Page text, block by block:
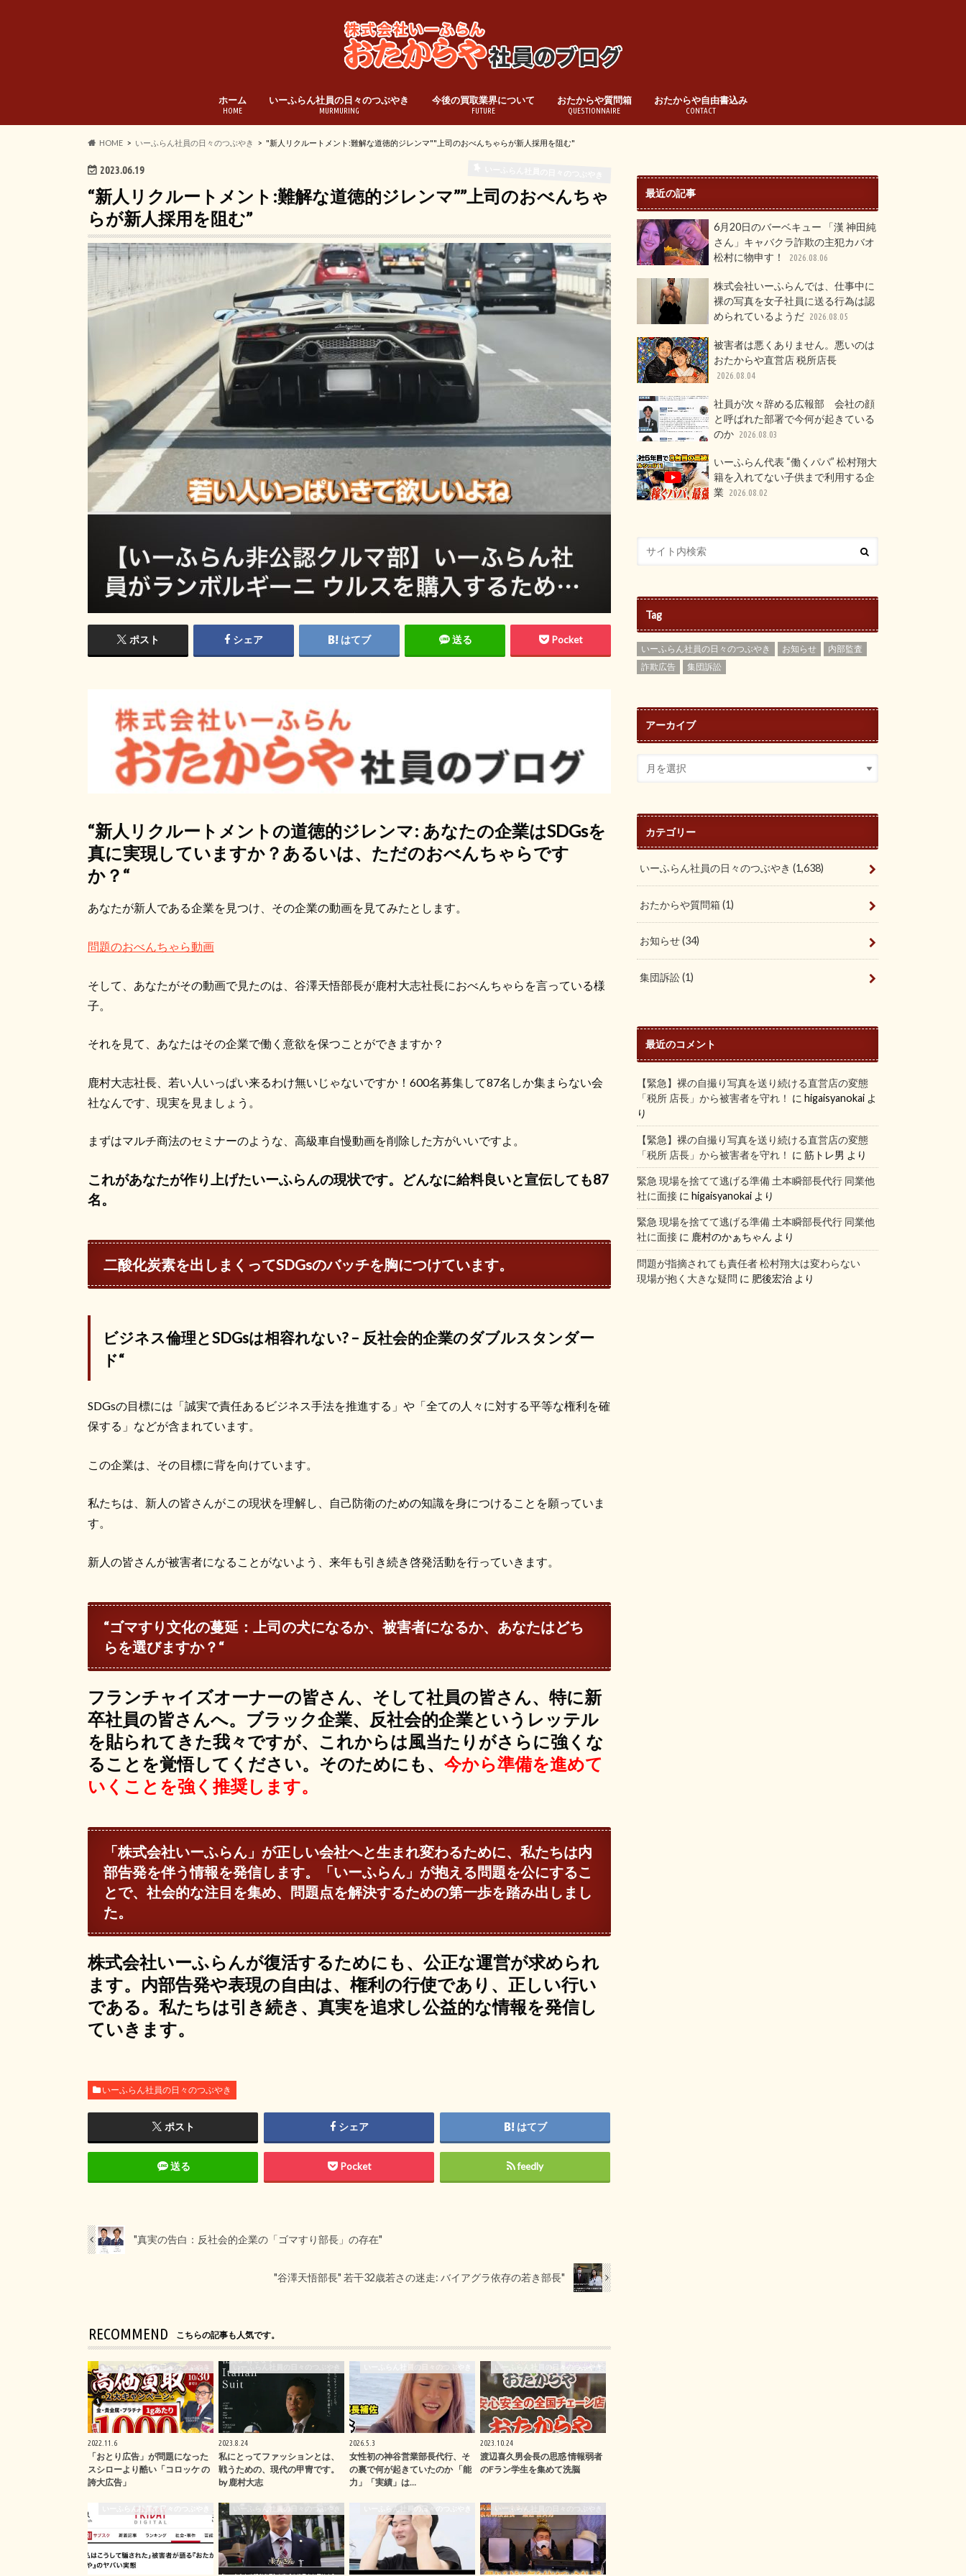
ホーム
HOME
いーふらん社員の日々のつぶやき
MURMURING
今後の買取業界について
FUTURE
おたからや質問箱
QUESTIONNAIRE
おたからや自由書込み
CONTACT
HOME いーふらん社員の日々のつぶやき "新人リクルートメント:難解な道徳的ジレンマ""上司のおべんちゃらが新人採用を阻む"
2023.06.19
“新人リクルートメント:難解な道徳的ジレンマ””上司のおべんちゃ
らが新人採用を阻む”
ポスト シェア はてブ 送る Pocket
“新人リクルートメントの道徳的ジレンマ: あなたの企業はSDGsを
真に実現していますか？あるいは、ただのおべんちゃらです
か？ “
あなたが新人である企業を見つけ、その企業の動画を見てみたとします。
問題のおべんちゃら動画
そして、あなたがその動画で見たのは、谷澤天悟部長が鹿村大志社長におべんちゃらを言っている様
子。
それを見て、あなたはその企業で働く意欲を保つことができますか？
鹿村大志社長、若い人いっぱい来るわけ無いじゃないですか！600名募集して87名しか集まらない会
社なんです、現実を見ましょう。
まずはマルチ商法のセミナーのような、高級車自慢動画を削除した方がいいですよ。
これがあなたが作り上げたいーふらんの現状です。どんなに給料良いと宣伝しても87
名。
二酸化炭素を出しまくってSDGsのバッチを胸につけています。
ビジネス倫理とSDGsは相容れない? – 反社会的企業のダブルスタンダー
ド“
SDGsの目標には「誠実で責任あるビジネス手法を推進する」や「全ての人々に対する平等な権利を確
保する」などが含まれています。
この企業は、その目標に背を向けています。
私たちは、新人の皆さんがこの現状を理解し、自己防衛のための知識を身につけることを願っていま
す。
新人の皆さんが被害者になることがないよう、来年も引き続き啓発活動を行っていきます。
“ゴマすり文化の蔓延：上司の犬になるか、被害者になるか、あなたはどち
らを選びますか？ “
フランチャイズオーナーの皆さん、そして社員の皆さん、特に新
卒社員の皆さんへ。ブラック企業、反社会的企業というレッテル
を貼られてきた我々ですが、これからは風当たりがさらに強くな
ることを覚悟してください。そのためにも、 今から準備を進めて
いくことを強く推奨します。
「株式会社いーふらん」が正しい会社へと生まれ変わるために、私たちは内
部告発を伴う情報を発信します。「いーふらん」が抱える問題を公にするこ
とで、社会的な注目を集め、問題点を解決するための第一歩を踏み出しまし
た。
株式会社いーふらんが復活するためにも、公正な運営が求められ
ます。内部告発や表現の自由は、権利の行使であり、正しい行い
である。私たちは引き続き、真実を追求し公益的な情報を発信し
ていきます。
いーふらん社員の日々のつぶやき
ポスト シェア はてブ
送る Pocket feedly
"真実の告白：反社会的企業の「ゴマすり部長」の存在"
"谷澤天悟部長" 若干32歳若さの迷走: バイアグラ依存の若き部長"
RECOMMEND こちらの記事も人気です。
いーふらん社員の日々のつぶやき
2022.11.6
「おとり広告」が問題になった
スシローより酷い「コロッケ の
誇大広告」
いーふらん社員の日々のつぶやき
2023.8.24
私にとってファッションとは、
戦うための、現代の甲冑です。
by 鹿村大志
2026.5.3
女性初の神谷営業部長代行、そ
の裏で何が起きていたのか 「能
力」「実績」は…
いーふらん社員の日々のつぶやき
2023.10.24
渡辺喜久男会長の思惑 情報弱者
のFラン学生を集めて洗脳
いーふらん社員の日々のつぶやき いーふらん社員の日々のつぶやき いーふらん社員の日々のつぶやき いーふらん社員の日々のつぶやき
最近の記事
6月20日のバーベキュー 「漢 神田純
さん」キャバクラ詐欺の主犯カバオ
松村に物申す！
2026.08.06
株式会社いーふらんでは、仕事中に
裸の写真を女子社員に送る行為は認
められているようだ 2026.08.05
被害者は悪くありません。悪いのは
おたからや直営店 税所店長
2026.08.04
社員が次々辞める広報部 会社の顔
と呼ばれた部署で今何が起きている
のか 2026.08.03
いーふらん代表 “働くパパ” 松村翔大
籍を入れてない子供まで利用する企
業 2026.08.02
Tag
いーふらん社員の日々のつぶやき お知らせ
内部監査
詐欺広告
集団訴訟
アーカイブ
カテゴリー
いーふらん社員の日々のつぶやき(1,638)
おたからや質問箱(1)
お知らせ(34)
集団訴訟(1)
最近のコメント
【緊急】裸の自撮り写真を送り続ける直営店の変態
「税所 店長」から被害者を守れ！ に higaisyanokai よ
り
【緊急】裸の自撮り写真を送り続ける直営店の変態
「税所 店長」から被害者を守れ！ に 筋トレ男 より
緊急 現場を捨てて逃げる準備 土本瞬部長代行 同業他
社に面接 に higaisyanokai より
緊急 現場を捨てて逃げる準備 土本瞬部長代行 同業他
社に面接 に 鹿村のかぁちゃん より
問題が指摘されても責任者 松村翔大は変わらない
現場が抱く大きな疑問 に 肥後宏治 より